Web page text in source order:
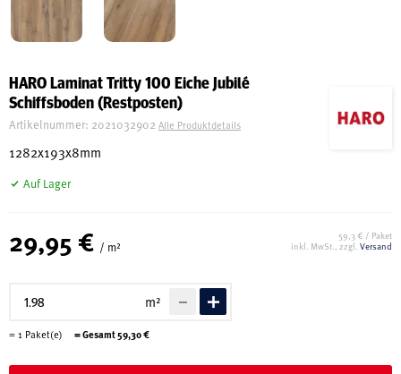
Kataloge
Service
Über uns
Geschichte
HARO Laminat Tritty 100 Eiche Jubilé
Schiffsboden (Restposten)
Artikelnummer: 2021032902 Alle Produktdetails
1282x193x8mm
Auf Lager
29,95 € / m²
59,3 € / Paket
inkl. MwSt., zzgl. Versand
m²
= 1 Paket(e) = Gesamt59,30€